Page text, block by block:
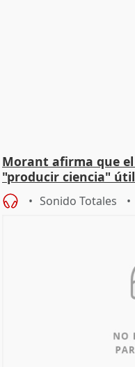
Morant afirma que
"producir ciencia"
Sonido Totales